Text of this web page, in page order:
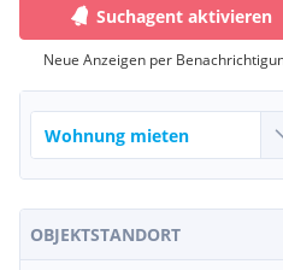
Suchagent aktivieren
Neue Anzeigen per
OBJEKTSTANDORT